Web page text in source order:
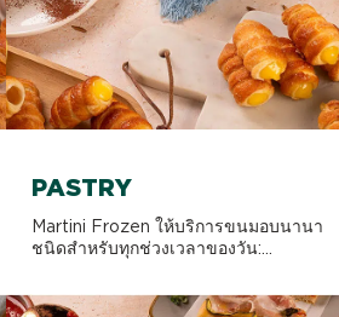
PASTRY
Martini Frozen ให้บริการขนมอบนานา
ชนิดสำหรับทุกช่วงเวลาของวัน:...